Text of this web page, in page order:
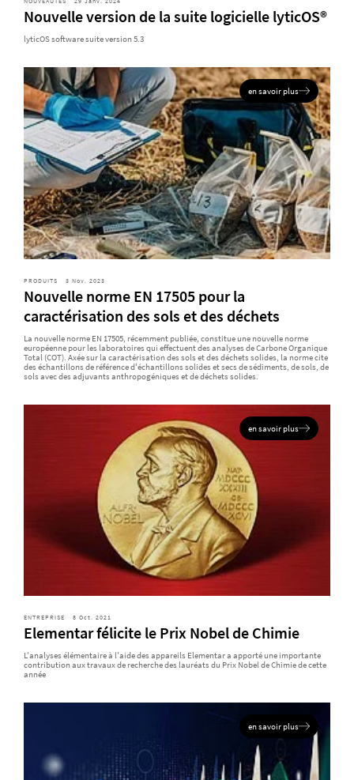
Nouvelle version de la suite logicielle lyticOS®
lyticOS software suite version 5.3
en savoir plus
PRODUITS 3 Nov. 2023
Nouvelle norme EN 17505 pour la
caractérisation des sols et des déchets
La nouvelle norme EN 17505, récemment publiée, constitue une nouvelle norme
européenne pour les laboratoires qui effectuent des analyses de Carbone Organique
Total (COT). Axée sur la caractérisation des sols et des déchets solides, la norme cite
des échantillons de référence d'échantillons solides et secs de sédiments, de sols, de
sols avec des adjuvants anthropogéniques et de déchets solides.
en savoir plus
ENTREPRISE 8 Oct. 2021
Elementar félicite le Prix Nobel de Chimie
L'analyses élémentaire à l'aide des appareils Elementar a apporté une importante
contribution aux travaux de recherche des lauréats du Prix Nobel de Chimie de cette
année
en savoir plus